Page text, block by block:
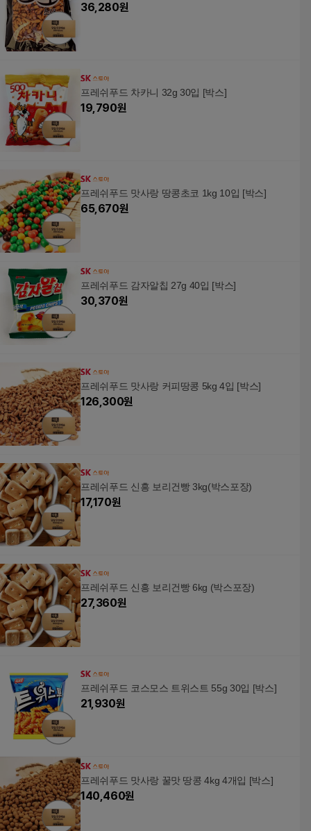
36,280원
프레쉬푸드 차카니 32g 30입 [박스]
19,790원
프레쉬푸드 맛사랑 땅콩초코 1kg 10입 [박스]
65,670원
프레쉬푸드 감자알칩 27g 40입 [박스]
30,370원
프레쉬푸드 맛사랑 커피땅콩 5kg 4입 [박스]
126,300원
프레쉬푸드 신흥 보리건빵 3kg(박스포장)
17,170원
프레쉬푸드 신흥 보리건빵 6kg (박스포장)
27,360원
프레쉬푸드 코스모스 트위스트 55g 30입 [박스]
21,930원
프레쉬푸드 맛사랑 꿀맛 땅콩 4kg 4개입 [박스]
140,460원